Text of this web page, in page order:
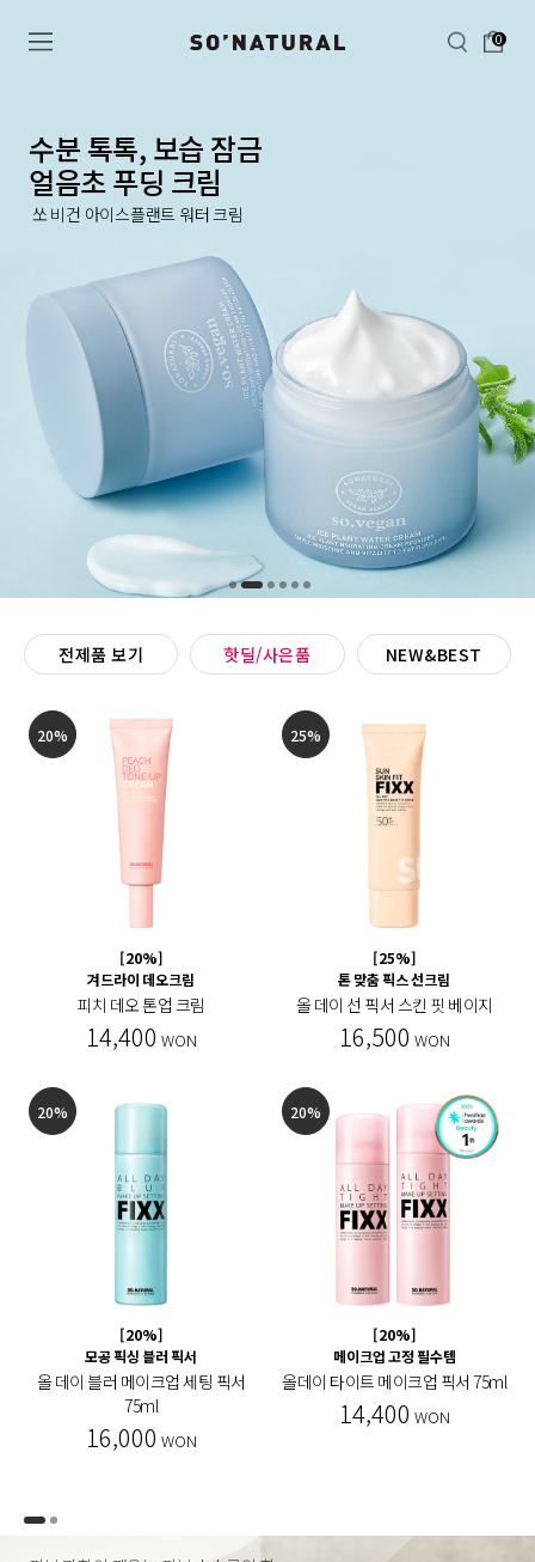
0
수분 톡톡, 보습 잠금
얼음초 푸딩 크림
쏘 비건 아이스플랜트 워터 크림
전제품 보기 핫딜/사은품 NEW&BEST
20%
[20%]
겨드라이 데오크림
피치 데오 톤업 크림
14,400 WON
25%
[25%]
톤 맞춤 픽스 선크림
올 데이 선 픽서 스킨 핏 베이지
16,500 WON
20%
[20%]
모공 픽싱 블러 픽서
올 데이 블러 메이크업 세팅 픽서
75ml
16,000 WON
20%
[20%]
메이크업 고정 필수템
올데이 타이트 메이크업 픽서 75ml
14,400 WON